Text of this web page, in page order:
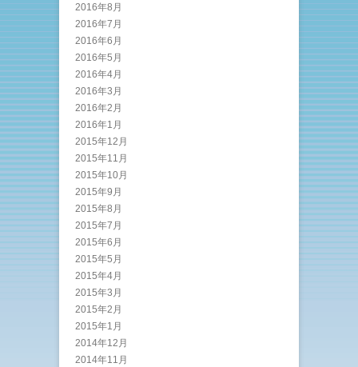
2016年8月
2016年7月
2016年6月
2016年5月
2016年4月
2016年3月
2016年2月
2016年1月
2015年12月
2015年11月
2015年10月
2015年9月
2015年8月
2015年7月
2015年6月
2015年5月
2015年4月
2015年3月
2015年2月
2015年1月
2014年12月
2014年11月